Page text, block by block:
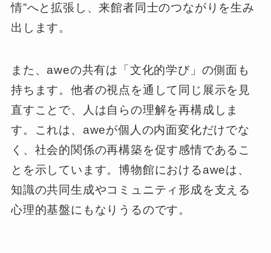
情”へと拡張し、来館者同士のつながりを生み
出します。
また、aweの共有は「文化的学び」の側面も
持ちます。他者の視点を通して同じ展示を見
直すことで、人は自らの理解を再構成しま
す。これは、aweが個人の内面変化だけでな
く、社会的関係の再構築を促す感情であるこ
とを示しています。博物館におけるaweは、
知識の共同生成やコミュニティ形成を支える
心理的基盤にもなりうるのです。